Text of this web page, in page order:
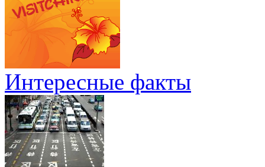
Интересные факты